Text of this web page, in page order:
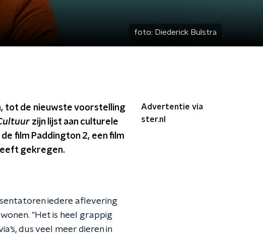
foto: Diederick Bulstra
tot de nieuwste voorstelling
zijn lijst aan culturele
film Paddington 2, een film
gekregen.
iedere aflevering
"Het is heel grappig
dus veel meer dieren in
Advertentie via
ster.nl